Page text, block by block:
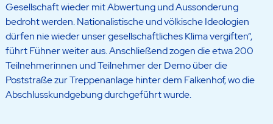
Gesellschaft wieder mit Abwertung und Aussonderung
bedroht werden. Nationalistische und völkische Ideologien
dürfen nie wieder unser gesellschaftliches Klima vergiften“,
führt Fühner weiter aus. Anschließend zogen die etwa 200
Teilnehmerinnen und Teilnehmer der Demo über die
Poststraße zur Treppenanlage hinter dem Falkenhof, wo die
Abschlusskundgebung durchgeführt wurde.